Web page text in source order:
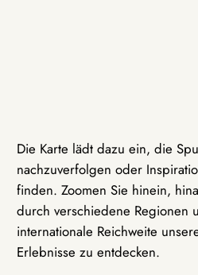
Die Karte lädt dazu ein, die
nachzuverfolgen oder
finden. Zoomen Sie hinein,
durch verschiedene Regionen
internationale Reichweite
Erlebnisse zu entdecken.